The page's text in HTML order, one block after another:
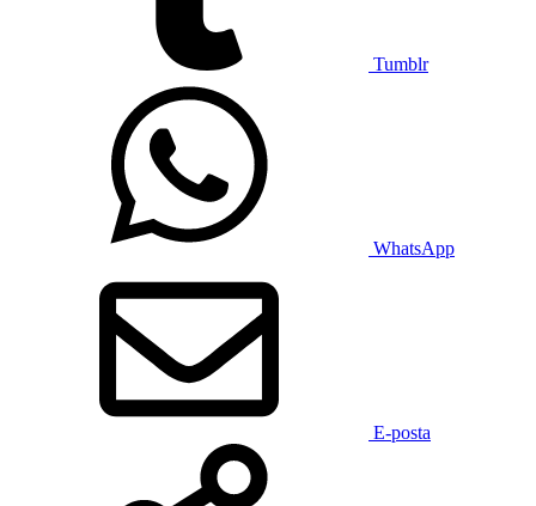
Tumblr
WhatsApp
E-posta